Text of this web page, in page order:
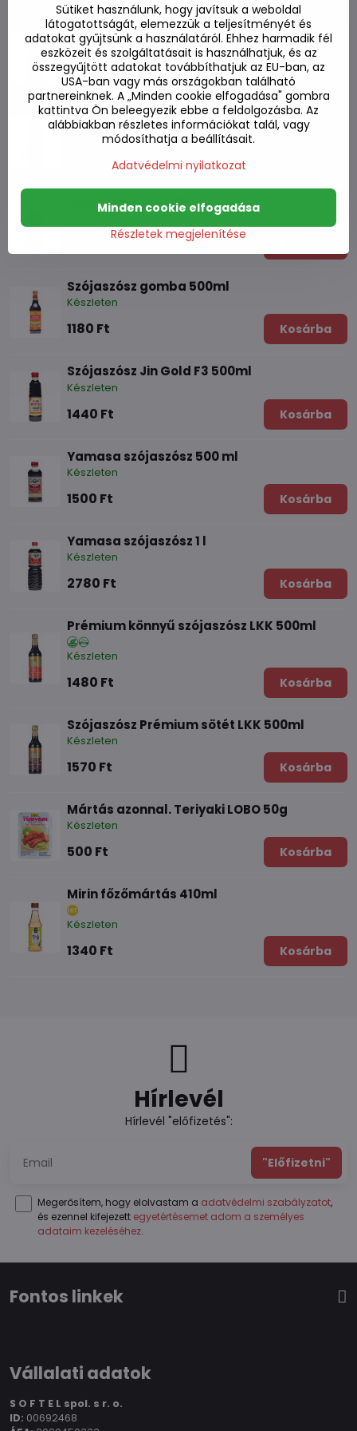
Szójaszósz Jin Gold F3 860ml
Készleten
2410 Ft Kosárba
Szójaszósz light 700 ml
Készleten
1960 Ft
Szójaszósz Jin S 860ml
1830 Ft
Szójaszósz gomba 500ml
Készleten
1180 Ft Kosárba
Szójaszósz Jin Gold F3 500ml
Készleten
1440 Ft Kosárba
Yamasa szójaszósz 500 ml
Készleten
1500 Ft Kosárba
Yamasa szójaszósz 1 l
Készleten
2780 Ft Kosárba
Prémium könnyű szójaszósz LKK 500ml
Készleten
1480 Ft Kosárba
Szójaszósz Prémium sötét LKK 500ml
Készleten
1570 Ft Kosárba
Mártás azonnal. Teriyaki LOBO 50g
Készleten
500 Ft Kosárba
Mirin főzőmártás 410ml
Készleten
1340 Ft Kosárba
Hírlevél
Hírlevél "előfizetés":
"Előfizetni"
Megerősítem, hogy elolvastam a adatvédelmi szabályzatot,
és ezennel kifejezett egyetértésemet adom a személyes
adataim kezeléséhez.
Fontos linkek
Vállalati adatok
S O F T E L spol. s r. o.
ID: 00692468
Sütiket használunk, hogy javítsuk a weboldal
látogatottságát, elemezzük a teljesítményét és
adatokat gyűjtsünk a használatáról. Ehhez harmadik fél
eszközeit és szolgáltatásait is használhatjuk, és az
összegyűjtött adatokat továbbíthatjuk az EU-ban, az
USA-ban vagy más országokban található
partnereinknek. A „Minden cookie elfogadása" gombra
kattintva Ön beleegyezik ebbe a feldolgozásba. Az
alábbiakban részletes információkat talál, vagy
módosíthatja a beállításait.
Adatvédelmi nyilatkozat
Részletek megjelenítése
Minden cookie elfogadása